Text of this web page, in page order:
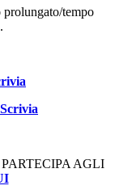
prolungato/tempo
.
AGLI